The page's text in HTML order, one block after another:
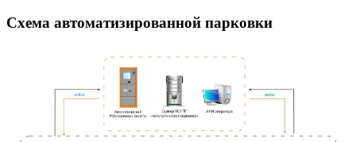
Схема автоматизированной парковки